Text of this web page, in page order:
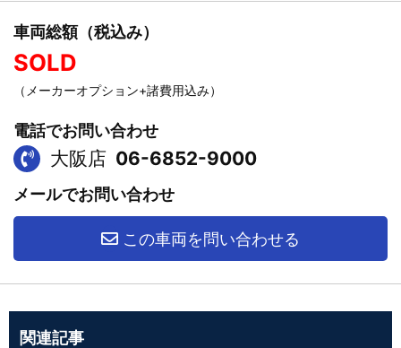
車両総額（税込み）
SOLD
（メーカーオプション+諸費用込み）
電話でお問い合わせ
大阪店 06-6852-9000
メールでお問い合わせ
この車両を問い合わせる
関連記事